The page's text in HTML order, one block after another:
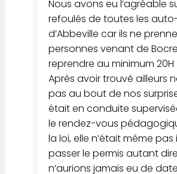
Nous avons eu l’agréable
refoulés de toutes les
d’Abbeville car ils ne
personnes venant de
reprendre au minimum 20H
Après avoir trouvé ailleurs
pas au bout de nos
était en conduite
le rendez-vous
la loi, elle n’était même
passer le permis autant
n’aurions jamais eu de date